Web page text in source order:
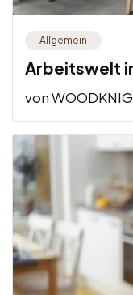
Allgemein
Arbeitswelt
von